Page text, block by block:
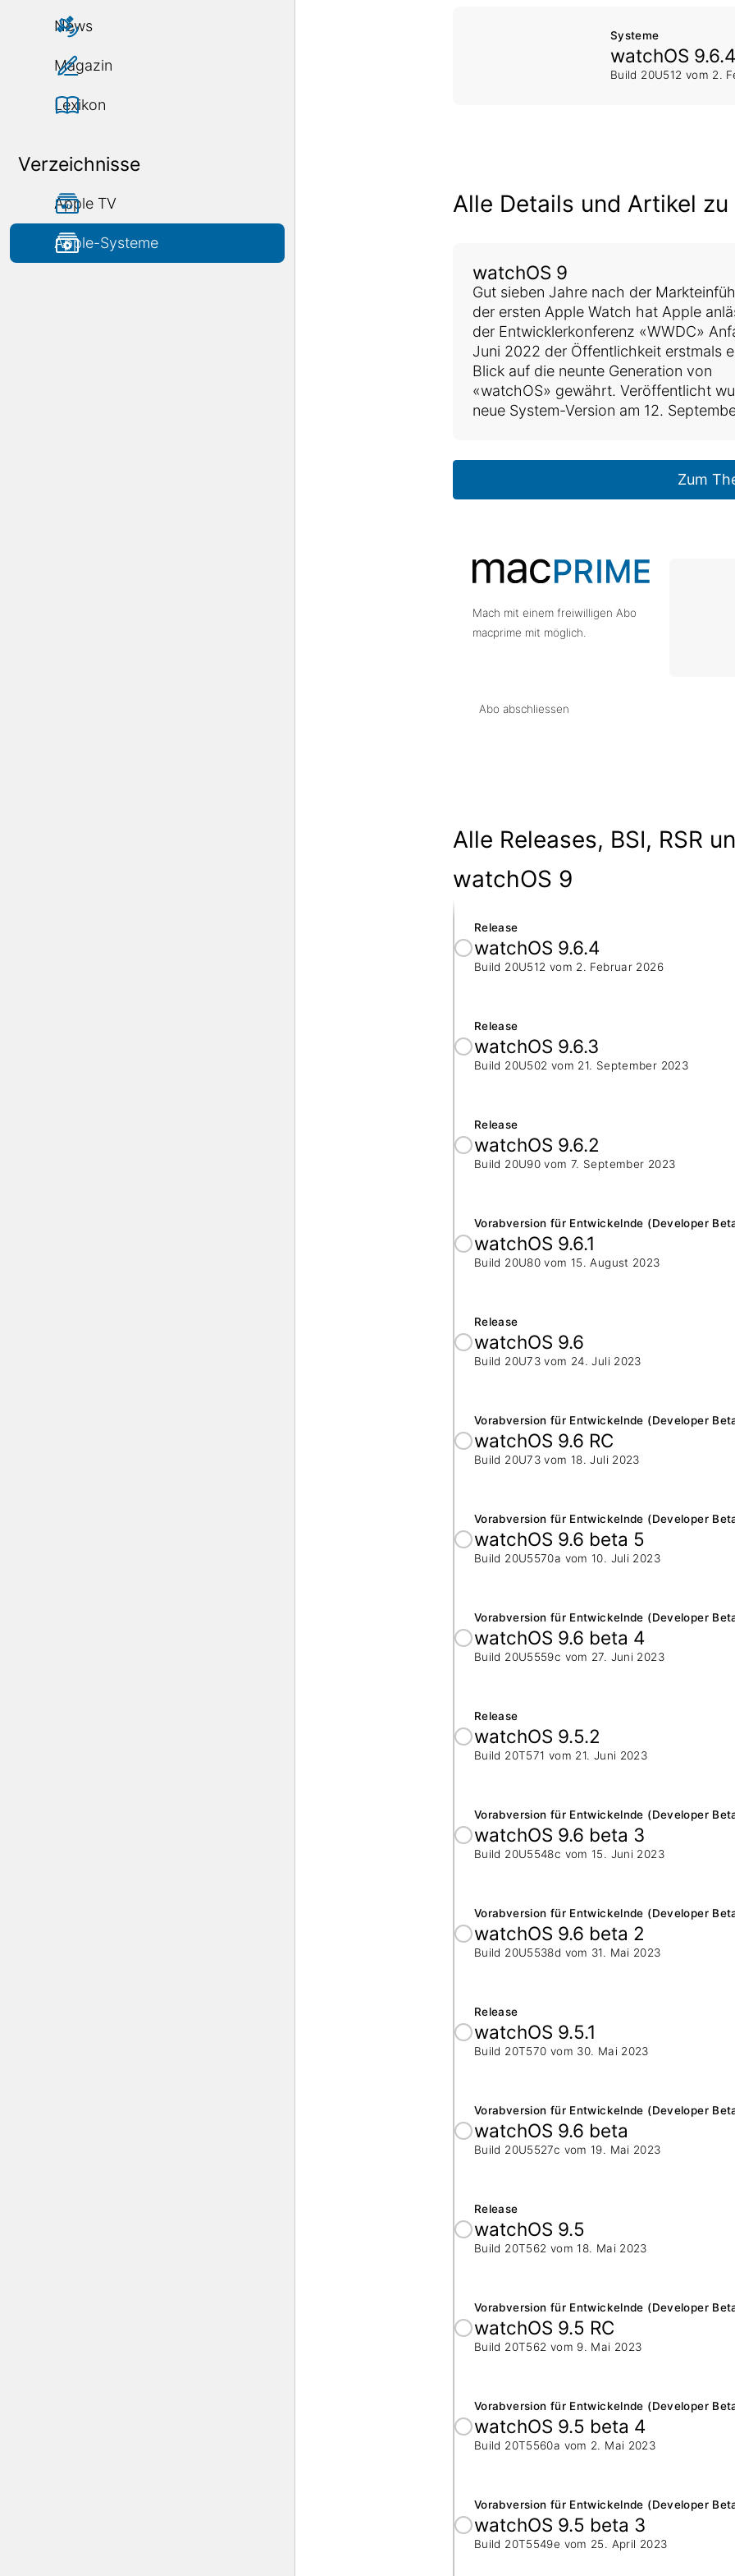
News
Magazin
Lexikon
Verzeichnisse
Apple TV
Apple-Systeme
Systeme
watchOS 9.6.4
Build 20U512 vom 2.
Alle Details und Artikel
watchOS 9
Gut sieben Jahre nach der
der ersten Apple Watch hat Apple
der Entwicklerkonferenz «WWDC»
Juni 2022 der Öffentlichkeit erstmals
Blick auf die neunte Generation von
«watchOS» gewährt. Veröffentlicht
neue System-Version am 12.
Zum
Mach mit einem freiwilligen Abo
macprime mit möglich.
Abo abschliessen
Alle Releases, BSI, RSR
watchOS 9
Release
watchOS 9.6.4
Build 20U512 vom 2. Februar 2026
Release
watchOS 9.6.3
Build 20U502 vom 21. September 2023
Release
watchOS 9.6.2
Build 20U90 vom 7. September 2023
Vorabversion für Entwickelnde (Developer
watchOS 9.6.1
Build 20U80 vom 15. August 2023
Release
watchOS 9.6
Build 20U73 vom 24. Juli 2023
Vorabversion für Entwickelnde (Developer
watchOS 9.6 RC
Build 20U73 vom 18. Juli 2023
Vorabversion für Entwickelnde (Developer
watchOS 9.6 beta 5
Build 20U5570a vom 10. Juli 2023
Vorabversion für Entwickelnde (Developer
watchOS 9.6 beta 4
Build 20U5559c vom 27. Juni 2023
Release
watchOS 9.5.2
Build 20T571 vom 21. Juni 2023
Vorabversion für Entwickelnde (Developer
watchOS 9.6 beta 3
Build 20U5548c vom 15. Juni 2023
Vorabversion für Entwickelnde (Developer
watchOS 9.6 beta 2
Build 20U5538d vom 31. Mai 2023
Release
watchOS 9.5.1
Build 20T570 vom 30. Mai 2023
Vorabversion für Entwickelnde (Developer
watchOS 9.6 beta
Build 20U5527c vom 19. Mai 2023
Release
watchOS 9.5
Build 20T562 vom 18. Mai 2023
Vorabversion für Entwickelnde (Developer
watchOS 9.5 RC
Build 20T562 vom 9. Mai 2023
Vorabversion für Entwickelnde (Developer
watchOS 9.5 beta 4
Build 20T5560a vom 2. Mai 2023
Vorabversion für Entwickelnde (Developer
watchOS 9.5 beta 3
Build 20T5549e vom 25. April 2023